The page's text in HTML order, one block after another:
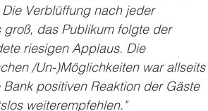
Verblüffung nach jeder
das Publikum folgte der
riesigen Applaus. Die
/Un-)Möglichkeiten war allseits
positiven Reaktion der Gäste
weiterempfehlen."